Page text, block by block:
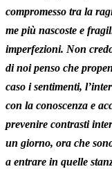
compromesso tra la
me più nascoste e
imperfezioni. Non
di noi penso che
caso i sentimenti,
con la conoscenza e
prevenire contrasti
un giorno, ora che
a entrare in quelle